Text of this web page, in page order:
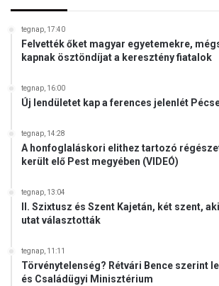
tegnap, 17:40
Felvették őket magyar egyetemekre,
kapnak ösztöndíjat a keresztény fiatalok
tegnap, 16:00
Új lendületet kap a ferences jelenlét
tegnap, 14:28
A honfoglaláskori elithez tartozó
került elő Pest megyében (VIDEÓ)
tegnap, 13:04
II. Szixtusz és Szent Kajetán, két szent,
utat választották
tegnap, 11:11
Törvénytelenség? Rétvári Bence szerint
és Családügyi Minisztérium